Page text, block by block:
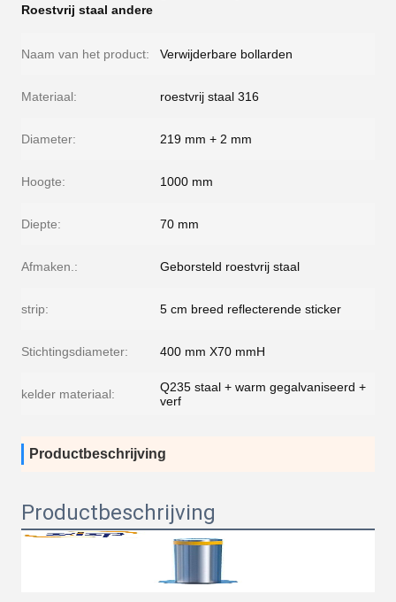
Roestvrij staal andere
Naam van het product: Verwijderbare bollarden
Materiaal: roestvrij staal 316
Diameter: 219 mm + 2 mm
Hoogte: 1000 mm
Diepte: 70 mm
Afmaken.: Geborsteld roestvrij staal
strip: 5 cm breed reflecterende sticker
Stichtingsdiameter: 400 mm X70 mmH
kelder materiaal:
Q235 staal + warm gegalvaniseerd +
verf
Productbeschrijving
Productbeschrijving